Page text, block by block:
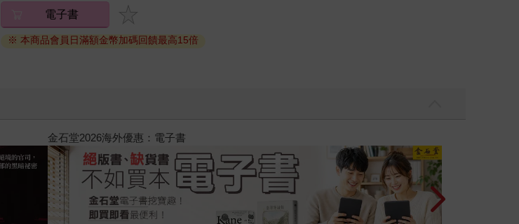
電子書
※ 本商品會員日滿額金幣加碼回饋最高15倍
2026金石堂暑假漫博〈你好，我吃一點〉第二波